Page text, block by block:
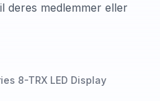
8-TRX LED Display
deres medlemmer eller